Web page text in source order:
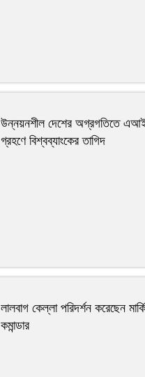
উন্নয়নশীল দেশের অগ্রগতিতে
গ্রহণে বিশ্বব্যাংকের তাগিদ
লালবাগ কেল্লা পরিদর্শন করেছেন
কমান্ডার